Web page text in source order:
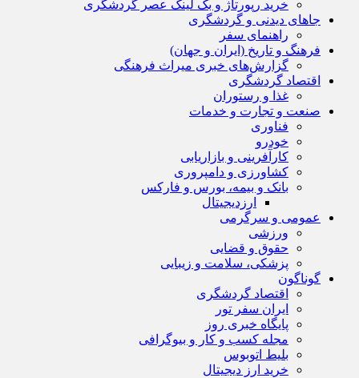
خرید رپورتاژ و بک لینک عصر گردشگری
جاهای دیدنی و گردشگری
راهنمای سفر
فرهنگ و تاریخ (ایران و جهان)
گزارش‌های خبری میراث فرهنگی
اقتصاد گردشگری
غذا و رستوران
صنعت و تجارت و خدمات
فناوری
خودرو
کارآفرینی و بازاریابی
کشاورزی و دامپروری
بانک و بیمه، بورس و فارکس
ارزدیجیتال
عمومی و سرگرمی
ورزشی
حقوق و قضایی
پزشکی، سلامت و زیبایی
گوناگون
اقتصاد گردشگری
ایران سفر تور
پایگاه خبری روز
مجله کسب و کار و بیوگرافی
بلیط اتوبوس
خرید ارز دیجیتال